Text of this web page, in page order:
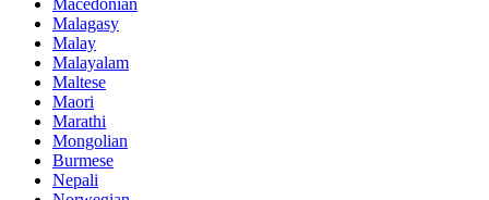
Macedonian
Malagasy
Malay
Malayalam
Maltese
Maori
Marathi
Mongolian
Burmese
Nepali